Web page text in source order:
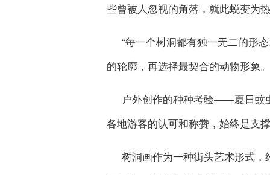
些曾被人忽视的角落，就此蜕变为
“每一个树洞都有独一无二的形
的轮廓，再选择最契合的动物形象
户外创作的种种考验——夏日蚊
各地游客的认可和称赞，始终是支
树洞画作为一种街头艺术形式